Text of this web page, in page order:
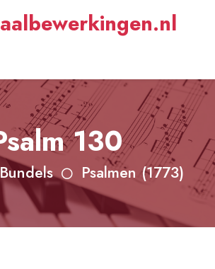
130
Bundels Psalmen (1773)